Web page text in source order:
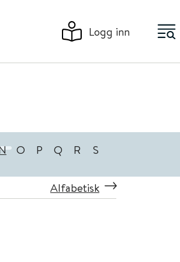
Logg inn
O P Q R S
Alfabetisk